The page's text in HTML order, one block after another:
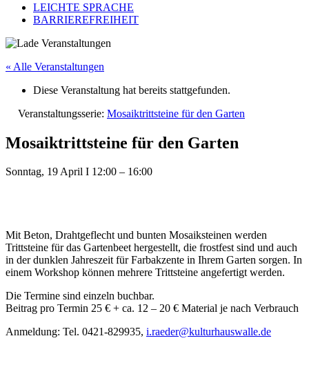
LEICHTE SPRACHE
BARRIEREFREIHEIT
« Alle Veranstaltungen
Diese Veranstaltung hat bereits stattgefunden.
Veranstaltungsserie: Mosaiktrittsteine für den Garten
Mosaiktrittsteine für den Garten
Sonntag, 19 April I 12:00 – 16:00
Mit Beton, Drahtgeflecht und bunten Mosaiksteinen werden
Trittsteine für das Gartenbeet hergestellt, die frostfest sind und auch
in der dunklen Jahreszeit für Farbakzente in Ihrem Garten sorgen. In
einem Workshop können mehrere Trittsteine angefertigt werden.
Die Termine sind einzeln buchbar.
Beitrag pro Termin 25 € + ca. 12 – 20 € Material je nach Verbrauch
Anmeldung: Tel. 0421-829935, i.raeder@kulturhauswalle.de